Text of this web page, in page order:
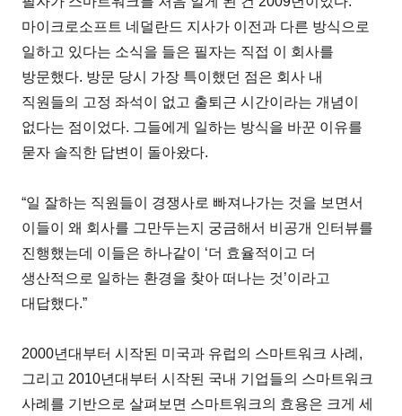
마이크로소프트 네덜란드 지사가 이전과 다른 방식으로
일하고 있다는 소식을 들은 필자는 직접 이 회사를
방문했다. 방문 당시 가장 특이했던 점은 회사 내
직원들의 고정 좌석이 없고 출퇴근 시간이라는 개념이
없다는 점이었다. 그들에게 일하는 방식을 바꾼 이유를
묻자 솔직한 답변이 돌아왔다.
“일 잘하는 직원들이 경쟁사로 빠져나가는 것을 보면서
이들이 왜 회사를 그만두는지 궁금해서 비공개 인터뷰를
진행했는데 이들은 하나같이 ‘더 효율적이고 더
생산적으로 일하는 환경을 찾아 떠나는 것’이라고
대답했다.”
2000년대부터 시작된 미국과 유럽의 스마트워크 사례,
그리고 2010년대부터 시작된 국내 기업들의 스마트워크
사례를 기반으로 살펴보면 스마트워크의 효용은 크게 세